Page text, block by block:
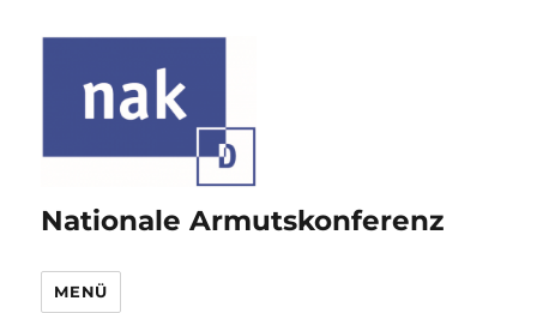
Nationale Armutskonferenz
MENÜ